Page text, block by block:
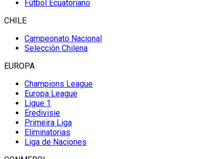
Fútbol Ecuatoriano
CHILE
Campeonato Nacional
Selección Chilena
EUROPA
Champions League
Europa League
Ligue 1
Eredivisie
Primeira Liga
Eliminatorias
Liga de Naciones